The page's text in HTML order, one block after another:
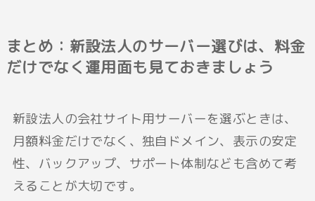
まとめ：新設法人のサーバー選びは、料金
だけでなく運用面も見ておきましょう
新設法人の会社サイト用サーバーを選ぶときは、
月額料金だけでなく、独自ドメイン、表示の安定
性、バックアップ、サポート体制なども含めて考
えることが大切です。